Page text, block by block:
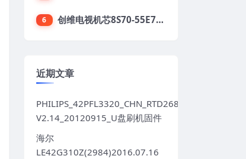
6 创维电视机芯8S70-55E710S系列酷开5.05刷机固件
近期文章
V2.14_20120915_U盘刷机固件
海尔
LE42G310Z(2984)2016.07.16